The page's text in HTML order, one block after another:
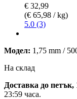
€ 32,99
(€ 65,98 / kg)
5.0 (3)
Модел: 1,75 mm /
На склад
Доставка до петък,
23:59 часа.